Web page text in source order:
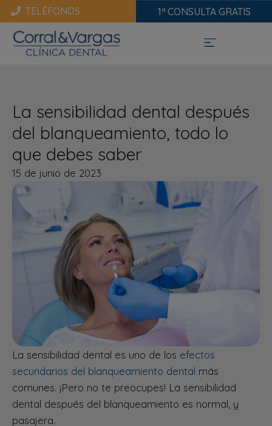
TELÉFONOS 1ª CONSULTA GRATIS
La sensibilidad dental después
del blanqueamiento, todo lo
que debes saber
15 de junio de 2023
La sensibilidad dental es uno de los efectos
secundarios del blanqueamiento dental más
comunes. ¡Pero no te preocupes! La sensibilidad
dental después del blanqueamiento es normal, y
pasajera.